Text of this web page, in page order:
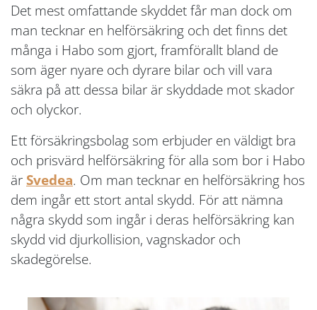
Det mest omfattande skyddet får man dock om
man tecknar en helförsäkring och det finns det
många i Habo som gjort, framförallt bland de
som äger nyare och dyrare bilar och vill vara
säkra på att dessa bilar är skyddade mot skador
och olyckor.
Ett försäkringsbolag som erbjuder en väldigt bra
och prisvärd helförsäkring för alla som bor i Habo
är Svedea. Om man tecknar en helförsäkring hos
dem ingår ett stort antal skydd. För att nämna
några skydd som ingår i deras helförsäkring kan
skydd vid djurkollision, vagnskador och
skadegörelse.